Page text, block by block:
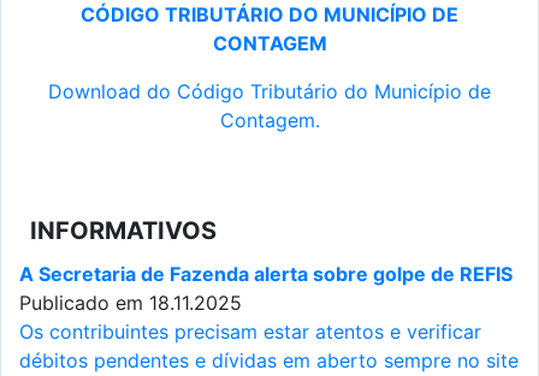
CÓDIGO TRIBUTÁRIO DO MUNICÍPIO DE
CONTAGEM
Download do Código Tributário do Município de
Contagem.
INFORMATIVOS
A Secretaria de Fazenda alerta sobre golpe de REFIS
Publicado em 18.11.2025
Os contribuintes precisam estar atentos e verificar
débitos pendentes e dívidas em aberto sempre no site